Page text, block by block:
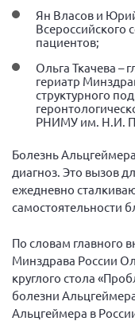
Пятый съезд
ОФ «Фонд
склерозом»
Новости:
Письма и
Нормативно-
Методическая
Исследования,
Всероссийская
"Рассеянный
ОООИБРС" (25-
Ян Власов и
Всероссийского
пациентов;
Ольга Ткачева –
гериатр
структурного
РНИМУ им. Н.И.
Болезнь
диагноз. Это вызов
ежедневно
самостоятельности
По словам главного
Минздрава России
круглого стола
болезни
Альцгеймера в